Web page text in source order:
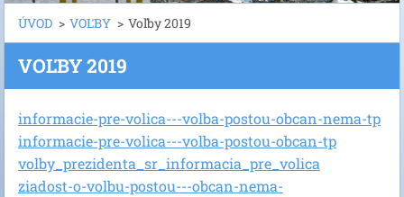
ÚVOD > VOĽBY > Voľby 2019
VOĽBY 2019
informacie-pre-volica---volba-postou-obcan-nema-tp
informacie-pre-volica---volba-postou-obcan-tp
volby_prezidenta_sr_informacia_pre_volica
ziadost-o-volbu-postou---obcan-nema-